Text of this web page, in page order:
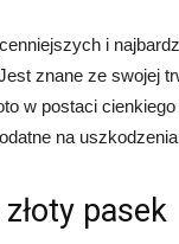
i
znane ze swojej
w postaci
na
pasek